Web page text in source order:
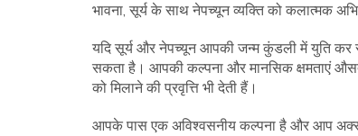
भावना, सूर्य के साथ नेपच्यून व्यक्ति को कलात्मक
यदि सूर्य और नेपच्यून आपकी जन्म कुंडली में युति कर
सकता है। आपकी कल्पना और मानसिक क्षमताएं
को मिलाने की प्रवृत्ति भी देती हैं।
आपके पास एक अविश्वसनीय कल्पना है और आप